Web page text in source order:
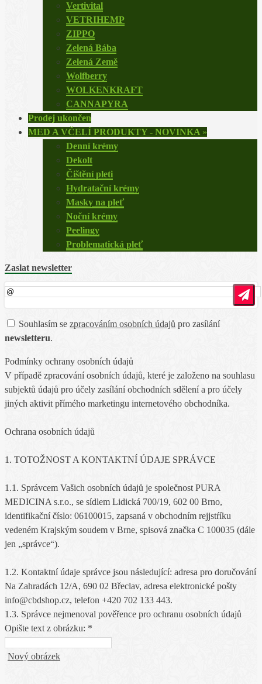
Vertivital
VETRIHEMP
ZIPPO
Zelená Bába
Zelená Země
Wolfberry
WOLKENKRAFT
CANNAPYRA
Prodej ukončen
MED A VČELÍ PRODUKTY - NOVINKA »
Denní krémy
Dekolt
Čištění pleti
Hydratační krémy
Masky na pleť
Noční krémy
Peelingy
Problematická pleť
Zaslat newsletter
Souhlasím se zpracováním osobních údajů pro zasílání
newsletteru.
Podmínky ochrany osobních údajů
V případě zpracování osobních údajů, které je založeno na souhlasu
subjektů údajů pro účely zasílání obchodních sdělení a pro účely
jiných aktivit přímého marketingu internetového obchodníka.
Ochrana osobních údajů
1. TOTOŽNOST A KONTAKTNÍ ÚDAJE SPRÁVCE
1.1. Správcem Vašich osobních údajů je společnost PURA
MEDICINA s.r.o., se sídlem Lidická 700/19, 602 00 Brno,
identifikační číslo: 06100015, zapsaná v obchodním rejjstŕíku
vedeném Krajským soudem v Brne, spisová značka C 100035 (dále
jen „správce“).
1.2. Kontaktní údaje správce jsou následující: adresa pro doručování
Na Zahradách 12/A, 690 02 Břeclav, adresa elektronické pošty
info@cbdshop.cz, telefon +420 702 133 443.
1.3. Správce nejmenoval pověřence pro ochranu osobních údajů
Opište text z obrázku: *
Nový obrázek